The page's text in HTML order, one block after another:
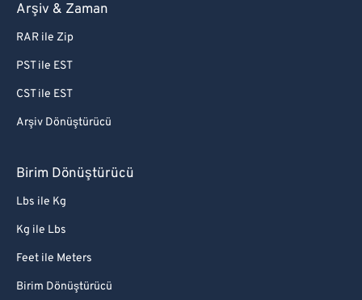
Arşiv & Zaman
RAR ile Zip
PST ile EST
CST ile EST
Arşiv Dönüştürücü
Birim Dönüştürücü
Lbs ile Kg
Kg ile Lbs
Feet ile Meters
Birim Dönüştürücü